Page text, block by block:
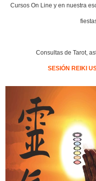
Cursos On Line y en nuestra
Consultas de Tarot,
SESIÓN REIKI